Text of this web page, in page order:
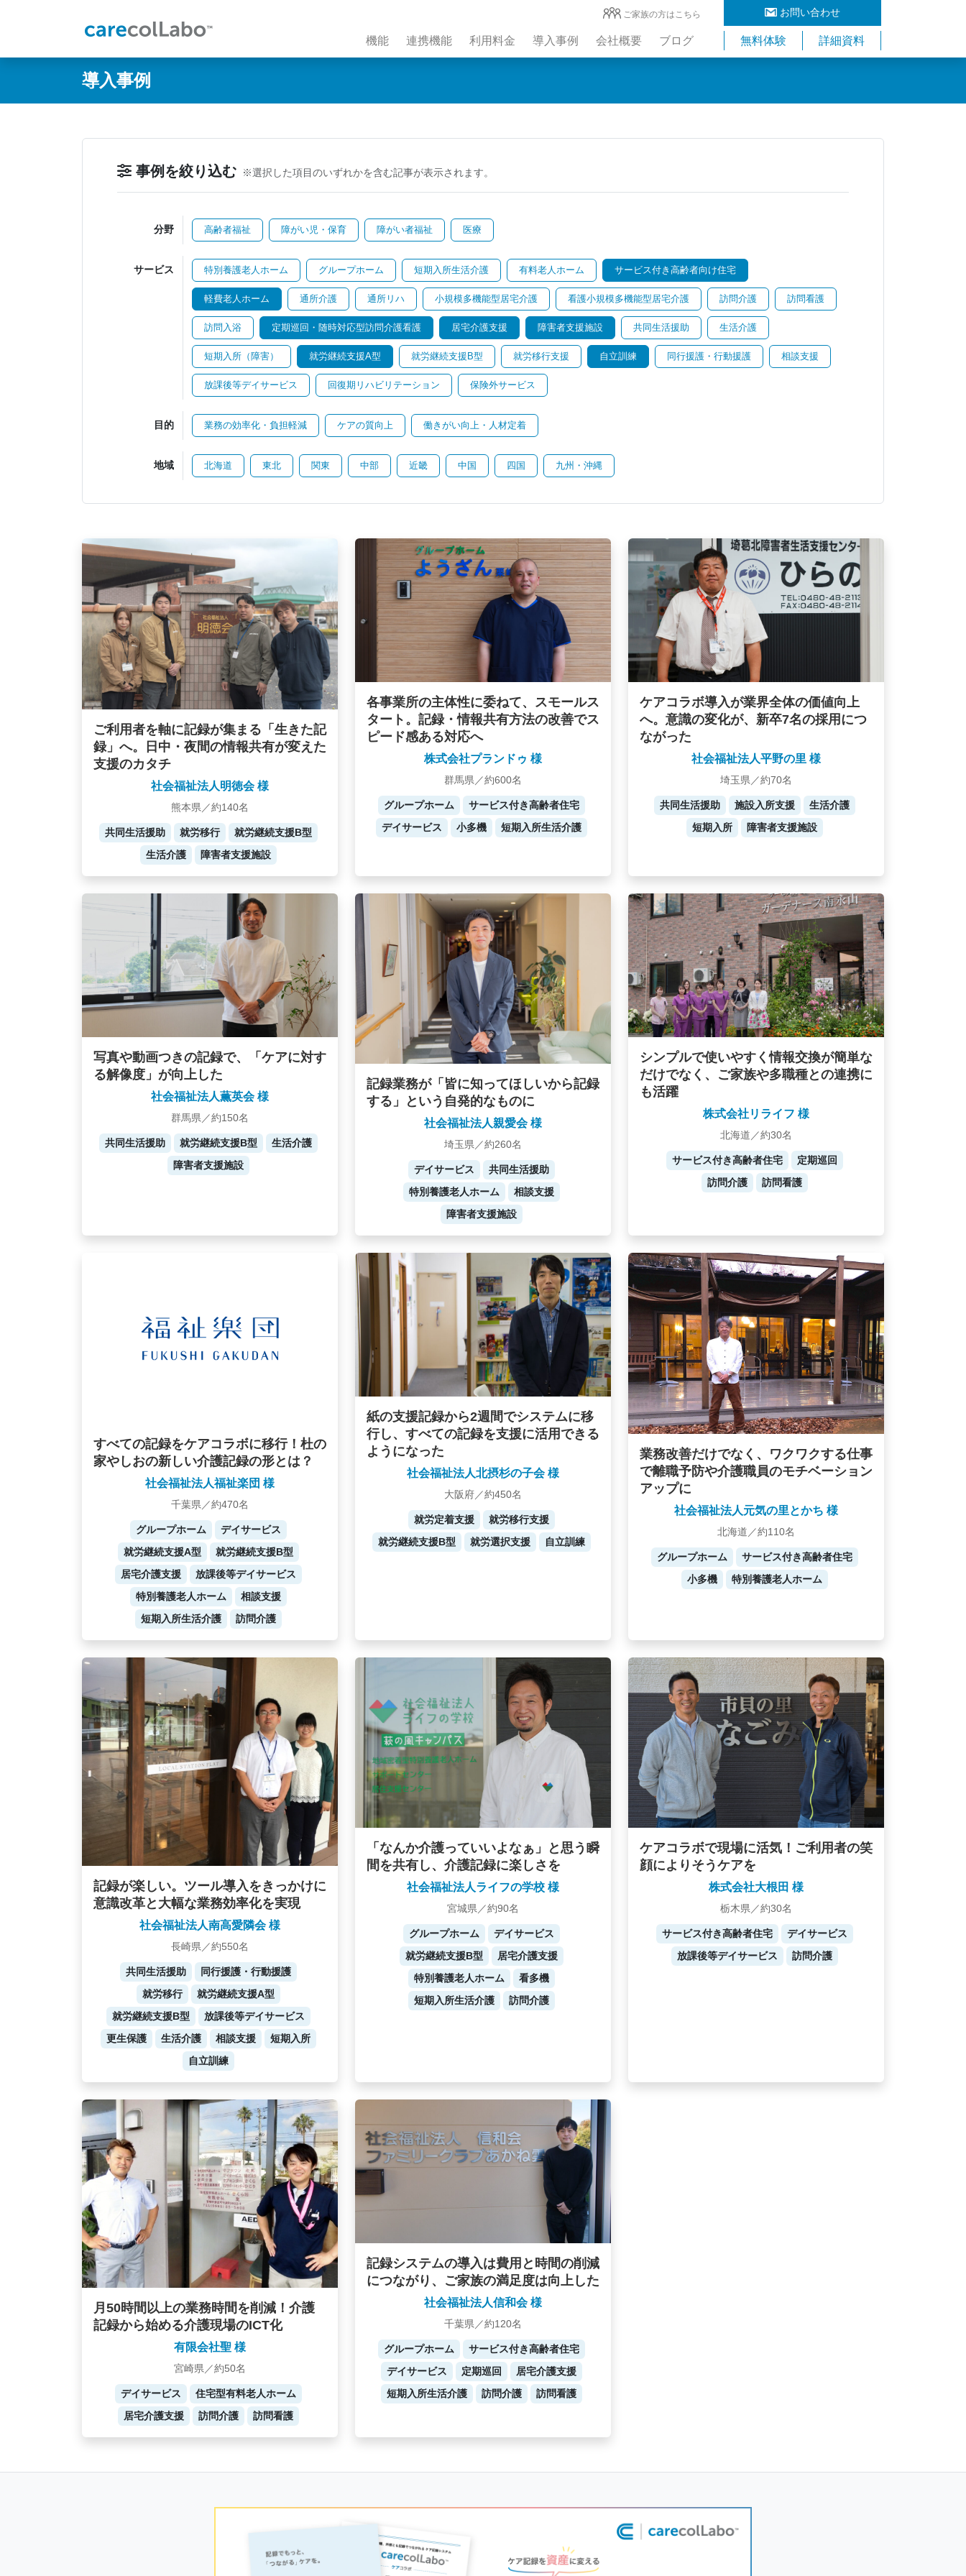
お問い合わせ
ご家族の方はこちら
機能 連携機能 利用料金 導入事例 会社概要 ブログ 無料体験 詳細資料
導入事例
事例を絞り込む ※選択した項目のいずれかを含む記事が表示されます。
分野 高齢者福祉 障がい児・保育 障がい者福祉 医療
サービス 特別養護老人ホーム グループホーム 短期入所生活介護 有料老人ホーム サービス付き高齢者向け住宅
軽費老人ホーム 通所介護 通所リハ 小規模多機能型居宅介護 看護小規模多機能型居宅介護 訪問介護 訪問看護
訪問入浴 定期巡回・随時対応型訪問介護看護 居宅介護支援 障害者支援施設 共同生活援助 生活介護
短期入所（障害） 就労継続支援A型 就労継続支援B型 就労移行支援 自立訓練 同行援護・行動援護 相談支援
放課後等デイサービス 回復期リハビリテーション 保険外サービス
目的 業務の効率化・負担軽減 ケアの質向上 働きがい向上・人材定着
地域 北海道 東北 関東 中部 近畿 中国 四国 九州・沖縄
ご利用者を軸に記録が集まる「生きた記
録」へ。日中・夜間の情報共有が変えた
支援のカタチ
社会福祉法人明徳会 様
熊本県／約140名
共同生活援助 就労移行
就労継続支援B型
生活介護
障害者支援施設
各事業所の主体性に委ねて、スモールス
タート。記録・情報共有方法の改善でス
ピード感ある対応へ
株式会社プランドゥ 様
群馬県／約600名
グループホーム
サービス付き高齢者住宅
デイサービス
小多機 短期入所生活介護
ケアコラボ導入が業界全体の価値向上
へ。意識の変化が、新卒7名の採用につ
ながった
社会福祉法人平野の里 様
埼玉県／約70名
共同生活援助 施設入所支援
生活介護
短期入所
障害者支援施設
写真や動画つきの記録で、「ケアに対す
る解像度」が向上した
社会福祉法人薫英会 様
群馬県／約150名
共同生活援助 就労継続支援B型
生活介護
障害者支援施設
記録業務が「皆に知ってほしいから記録
する」という自発的なものに
社会福祉法人親愛会 様
埼玉県／約260名
デイサービス
共同生活援助
特別養護老人ホーム
相談支援
障害者支援施設
シンプルで使いやすく情報交換が簡単な
だけでなく、ご家族や多職種との連携に
も活躍
株式会社リライフ 様
北海道／約30名
サービス付き高齢者住宅
定期巡回
訪問介護
訪問看護
すべての記録をケアコラボに移行！杜の
家やしおの新しい介護記録の形とは？
社会福祉法人福祉楽団 様
千葉県／約470名
グループホーム
デイサービス
就労継続支援A型
就労継続支援B型
居宅介護支援
放課後等デイサービス
特別養護老人ホーム
相談支援
短期入所生活介護
訪問介護
紙の支援記録から2週間でシステムに移
行し、すべての記録を支援に活用できる
ようになった
社会福祉法人北摂杉の子会 様
大阪府／約450名
就労定着支援
就労移行支援
就労継続支援B型
就労選択支援 自立訓練
業務改善だけでなく、ワクワクする仕事
で離職予防や介護職員のモチベーション
アップに
社会福祉法人元気の里とかち 様
北海道／約110名
グループホーム
サービス付き高齢者住宅
小多機
特別養護老人ホーム
記録が楽しい。ツール導入をきっかけに
意識改革と大幅な業務効率化を実現
社会福祉法人南高愛隣会 様
長崎県／約550名
共同生活援助
同行援護・行動援護
就労移行
就労継続支援A型
就労継続支援B型
放課後等デイサービス
更生保護
生活介護 相談支援
短期入所
自立訓練
「なんか介護っていいよなぁ」と思う瞬
間を共有し、介護記録に楽しさを
社会福祉法人ライフの学校 様
宮城県／約90名
グループホーム
デイサービス
就労継続支援B型
居宅介護支援
特別養護老人ホーム
看多機
短期入所生活介護
訪問介護
ケアコラボで現場に活気！ご利用者の笑
顔によりそうケアを
株式会社大根田 様
栃木県／約30名
サービス付き高齢者住宅
デイサービス
放課後等デイサービス
訪問介護
月50時間以上の業務時間を削減！介護
記録から始める介護現場のICT化
有限会社聖 様
宮崎県／約50名
デイサービス
住宅型有料老人ホーム
居宅介護支援
訪問介護 訪問看護
記録システムの導入は費用と時間の削減
につながり、ご家族の満足度は向上した
社会福祉法人信和会 様
千葉県／約120名
グループホーム
サービス付き高齢者住宅
デイサービス
定期巡回
居宅介護支援
短期入所生活介護
訪問介護 訪問看護